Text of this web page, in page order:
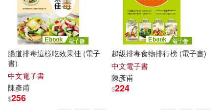
腸道排毒這樣吃效果佳 (電子
書)
中文電子書
陳彥甫
$256
超級排毒食物排行榜 (電子書)
中文電子書
陳彥甫
$224